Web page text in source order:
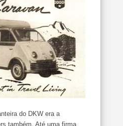
do DKW era a
também. Até uma firma